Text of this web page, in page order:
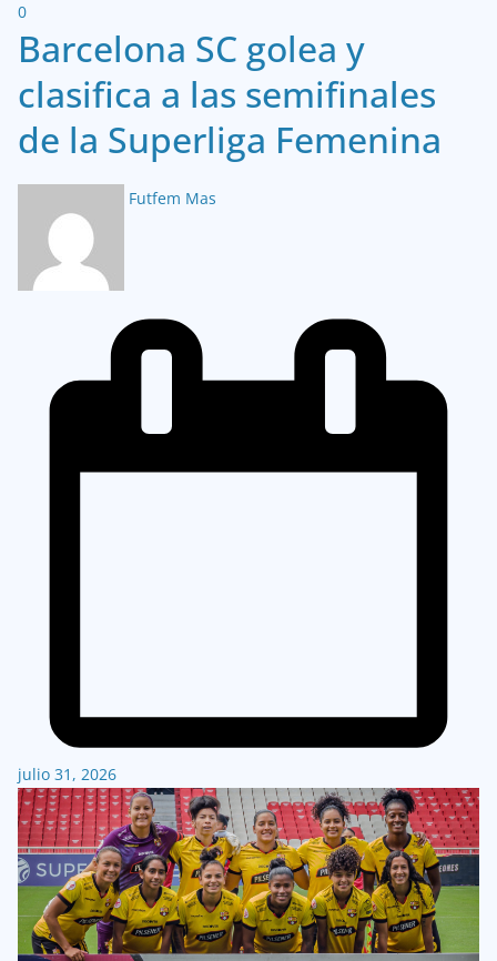
0
Barcelona SC golea y
clasifica a las semifinales
de la Superliga Femenina
Futfem Mas
julio 31, 2026